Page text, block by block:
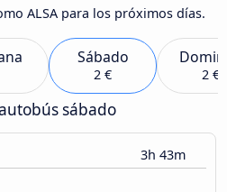
ALSA para los próximos días.
Sábado
2 € 2 €
sábado
3h 43m